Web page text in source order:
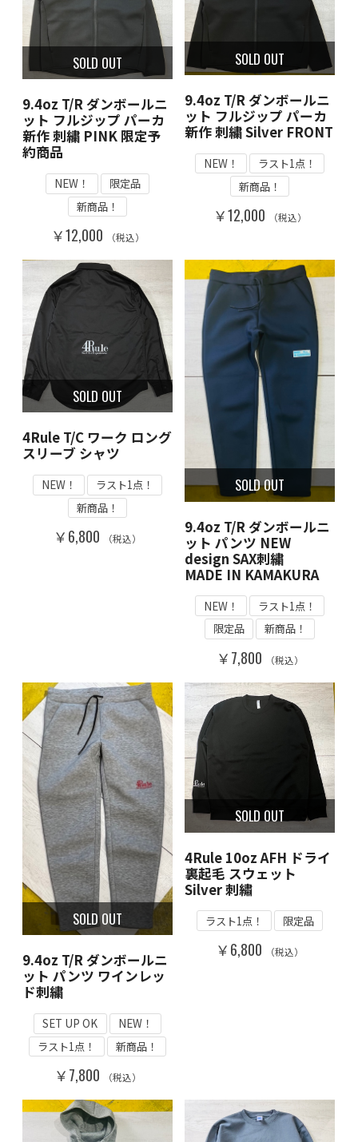
SOLD OUT
9.4oz T/R ダンボールニ
ット フルジップ パーカ
新作 刺繍 PINK 限定予
約商品
NEW！
限定品
新商品！
￥12,000 （税込）
SOLD OUT
9.4oz T/R ダンボールニ
ット フルジップ パーカ
新作 刺繍 Silver FRONT
NEW！
ラスト1点！
新商品！
￥12,000 （税込）
SOLD OUT
4Rule T/C ワーク ロング
スリーブ シャツ
NEW！
ラスト1点！
新商品！
￥6,800 （税込）
SOLD OUT
9.4oz T/R ダンボールニ
ット パンツ NEW
design SAX刺繍
MADE IN KAMAKURA
NEW！
ラスト1点！
限定品
新商品！
￥7,800 （税込）
SOLD OUT
9.4oz T/R ダンボールニ
ット パンツ ワインレッ
ド刺繍
SET UP OK
NEW！
ラスト1点！
新商品！
￥7,800 （税込）
SOLD OUT
4Rule 10oz AFH ドライ
裏起毛 スウェット
Silver 刺繡
ラスト1点！ 限定品
￥6,800 （税込）